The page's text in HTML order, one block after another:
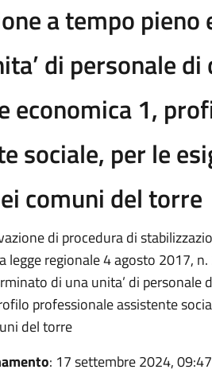
a tempo
di personale
economica 1,
sociale, per le
comuni del torre
di procedura di
legge regionale 4 agosto 2017,
di una unita’ di personale
professionale assistente
del torre
: 17 settembre 2024, 09:47